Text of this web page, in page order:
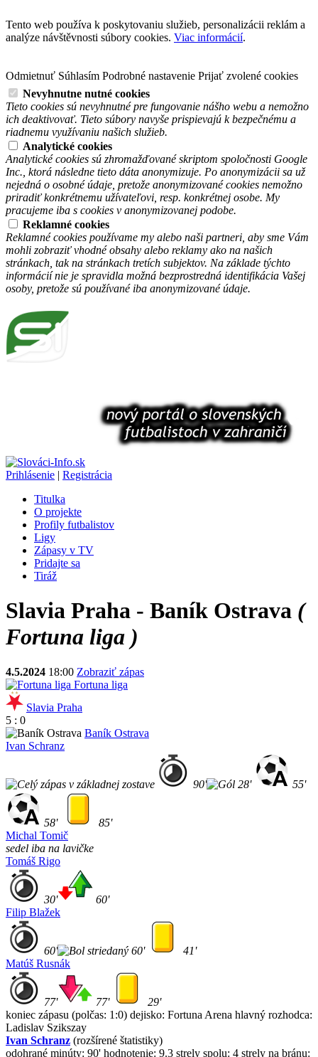
Tento web používa k poskytovaniu služieb, personalizácii reklám a
analýze návštěvnosti súbory cookies. Viac informácií.
Odmietnuť Súhlasím Podrobné nastavenie Prijať zvolené cookies
Nevyhnutne nutné cookies
Tieto cookies sú nevyhnutné pre fungovanie nášho webu a nemožno
ich deaktivovať. Tieto súbory navyše prispievajú k bezpečnému a
riadnemu využívaniu našich služieb.
Analytické cookies
Analytické cookies sú zhromažďované skriptom spoločnosti Google
Inc., ktorá následne tieto dáta anonymizuje. Po anonymizácii sa už
nejedná o osobné údaje, pretože anonymizované cookies nemožno
priradiť konkrétnemu užívateľovi, resp. konkrétnej osobe. My
pracujeme iba s cookies v anonymizovanej podobe.
Reklamné cookies
Reklamné cookies používame my alebo naši partneri, aby sme Vám
mohli zobraziť vhodné obsahy alebo reklamy ako na našich
stránkach, tak na stránkach tretích subjektov. Na základe týchto
informácií nie je spravidla možná bezprostredná identifikácia Vašej
osoby, pretože sú používané iba anonymizované údaje.
Prihlásenie | Registrácia
Titulka
O projekte
Profily futbalistov
Ligy
Zápasy v TV
Pridajte sa
Tiráž
Slavia Praha - Baník Ostrava (
Fortuna liga )
4.5.2024 18:00 Zobraziť zápas
Fortuna liga
Slavia Praha
5 : 0
Baník Ostrava
Ivan Schranz
90' 28' 55'
58'
85'
Michal Tomič
sedel iba na lavičke
Tomáš Rigo
30'
60'
Filip Blažek
60' 60'
41'
Matúš Rusnák
77' 77'
29'
koniec zápasu (polčas: 1:0) dejisko: Fortuna Arena hlavný rozhodca:
Ladislav Szikszay
Ivan Schranz (rozšírené štatistiky)
odohrané minúty: 90' hodnotenie: 9.3 strely spolu: 4 strely na bránu: